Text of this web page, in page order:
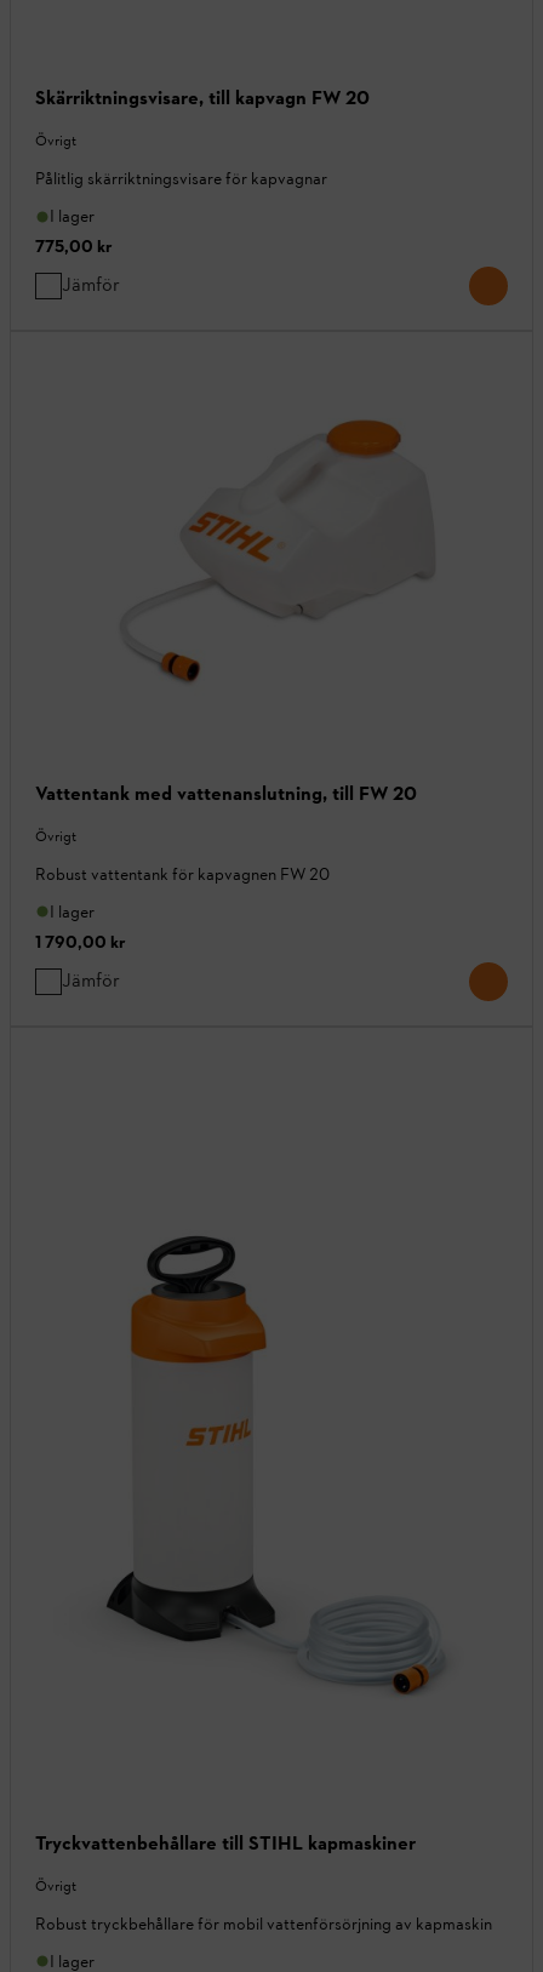
Skärriktningsvisare, till kapvagn FW 20
Övrigt
Pålitlig skärriktningsvisare för kapvagnar
I lager
775,00 kr
Jämför
Vattentank med vattenanslutning, till FW 20
Övrigt
Robust vattentank för kapvagnen FW 20
I lager
1 790,00 kr
Jämför
Tryckvattenbehållare till STIHL kapmaskiner
Övrigt
Robust tryckbehållare för mobil vattenförsörjning av kapmaskin
I lager